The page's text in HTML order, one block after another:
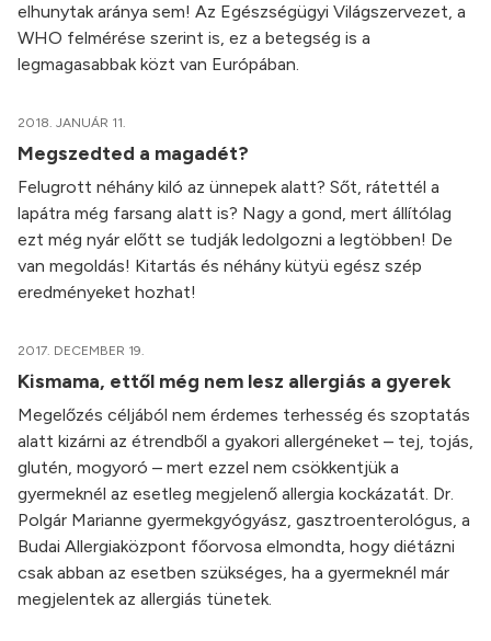
elhunytak aránya sem! Az Egészségügyi Világszervezet, a
WHO felmérése szerint is, ez a betegség is a
legmagasabbak közt van Európában.
2018. JANUÁR 11.
Megszedted a magadét?
Felugrott néhány kiló az ünnepek alatt? Sőt, rátettél a
lapátra még farsang alatt is? Nagy a gond, mert állítólag
ezt még nyár előtt se tudják ledolgozni a legtöbben! De
van megoldás! Kitartás és néhány kütyü egész szép
eredményeket hozhat!
2017. DECEMBER 19.
Kismama, ettől még nem lesz allergiás a gyerek
Megelőzés céljából nem érdemes terhesség és szoptatás
alatt kizárni az étrendből a gyakori allergéneket – tej, tojás,
glutén, mogyoró – mert ezzel nem csökkentjük a
gyermeknél az esetleg megjelenő allergia kockázatát. Dr.
Polgár Marianne gyermekgyógyász, gasztroenterológus, a
Budai Allergiaközpont főorvosa elmondta, hogy diétázni
csak abban az esetben szükséges, ha a gyermeknél már
megjelentek az allergiás tünetek.